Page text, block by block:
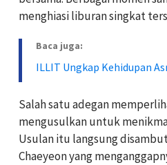
menghiasi liburan singkat
Baca juga:
ILLIT Ungkap Kehidupan
Salah satu adegan
mengusulkan untuk
Usulan itu langsung
Chaeyeon yang